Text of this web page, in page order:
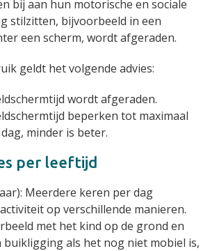
bij aan hun motorische en sociale
stilzitten, bijvoorbeeld in een
een scherm, wordt afgeraden.
geldt het volgende advies:
wordt afgeraden.
beperken tot maximaal
minder is beter.
per leeftijd
Meerdere keren per dag
op verschillende manieren.
met het kind op de grond en
buikligging als het nog niet mobiel is,